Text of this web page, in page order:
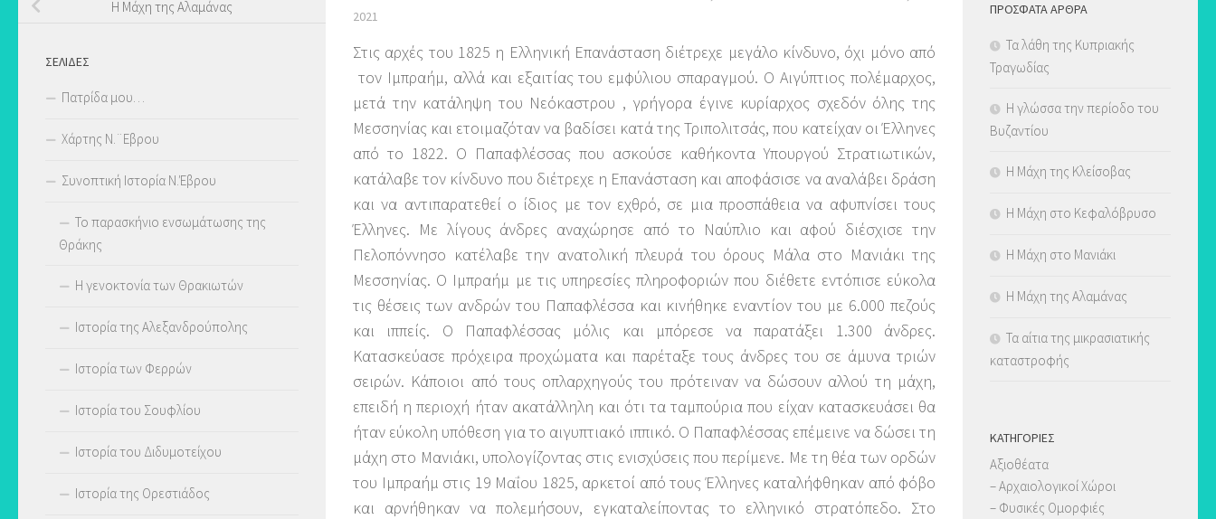
2021
Στις αρχές του 1825 η Ελληνική Επανάσταση διέτρεχε μεγάλο κίνδυνο, όχι μόνο από
τον Ιμπραήμ, αλλά και εξαιτίας του εμφύλιου σπαραγμού. Ο Αιγύπτιος πολέμαρχος,
μετά την κατάληψη του Νεόκαστρου , γρήγορα έγινε κυρίαρχος σχεδόν όλης της
Μεσσηνίας και ετοιμαζόταν να βαδίσει κατά της Τριπολιτσάς, που κατείχαν οι Έλληνες
από το 1822. Ο Παπαφλέσσας που ασκούσε καθήκοντα Υπουργού Στρατιωτικών,
κατάλαβε τον κίνδυνο που διέτρεχε η Επανάσταση και αποφάσισε να αναλάβει δράση
και να αντιπαρατεθεί ο ίδιος με τον εχθρό, σε μια προσπάθεια να αφυπνίσει τους
Έλληνες. Με λίγους άνδρες αναχώρησε από το Ναύπλιο και αφού διέσχισε την
Πελοπόννησο κατέλαβε την ανατολική πλευρά του όρους Μάλα στο Μανιάκι της
Μεσσηνίας. Ο Ιμπραήμ με τις υπηρεσίες πληροφοριών που διέθετε εντόπισε εύκολα
τις θέσεις των ανδρών του Παπαφλέσσα και κινήθηκε εναντίον του με 6.000 πεζούς
και ιππείς. Ο Παπαφλέσσας μόλις και μπόρεσε να παρατάξει 1.300 άνδρες.
Κατασκεύασε πρόχειρα προχώματα και παρέταξε τους άνδρες του σε άμυνα τριών
σειρών. Κάποιοι από τους οπλαρχηγούς του πρότειναν να δώσουν αλλού τη μάχη,
επειδή η περιοχή ήταν ακατάλληλη και ότι τα ταμπούρια που είχαν κατασκευάσει θα
ήταν εύκολη υπόθεση για το αιγυπτιακό ιππικό. Ο Παπαφλέσσας επέμεινε να δώσει τη
μάχη στο Μανιάκι, υπολογίζοντας στις ενισχύσεις που περίμενε. Με τη θέα των ορδών
του Ιμπραήμ στις 19 Μαΐου 1825, αρκετοί από τους Έλληνες καταλήφθηκαν από φόβο
και αρνήθηκαν να πολεμήσουν, εγκαταλείποντας το ελληνικό στρατόπεδο. Στο
Η Μάχη της Αλαμάνας
ΣΕΛΊΔΕΣ
Πατρίδα μου…
Χάρτης Ν.¨Εβρου
Συνοπτική Ιστορία Ν.Έβρου
Το παρασκήνιο ενσωμάτωσης της
Θράκης
Η γενοκτονία των Θρακιωτών
Ιστορία της Αλεξανδρούπολης
Ιστορία των Φερρών
Ιστορία του Σουφλίου
Ιστορία του Διδυμοτείχου
Ιστορία της Ορεστιάδος
ΠΡΌΣΦΑΤΑ ΆΡΘΡΑ
Τα λάθη της Κυπριακής
Τραγωδίας
Η γλώσσα την περίοδο του
Βυζαντίου
Η Μάχη της Κλείσοβας
Η Μάχη στο Κεφαλόβρυσο
Η Μάχη στο Μανιάκι
Η Μάχη της Αλαμάνας
Τα αίτια της μικρασιατικής
καταστροφής
KΑΤΗΓΟΡΊΕΣ
Αξιοθέατα
– Αρχαιολογικοί Χώροι
– Φυσικές Ομορφιές